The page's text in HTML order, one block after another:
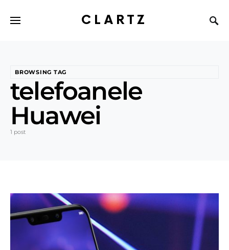
CLARTZ
BROWSING TAG
telefoanele
Huawei
1 post